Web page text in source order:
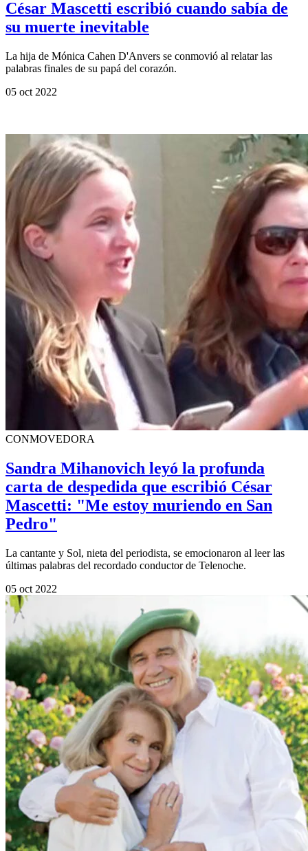
César Mascetti escribió cuando sabía de
su muerte inevitable
La hija de Mónica Cahen D'Anvers se conmovió al relatar las
palabras finales de su papá del corazón.
05 oct 2022
CONMOVEDORA
Sandra Mihanovich leyó la profunda
carta de despedida que escribió César
Mascetti: "Me estoy muriendo en San
Pedro"
La cantante y Sol, nieta del periodista, se emocionaron al leer las
últimas palabras del recordado conductor de Telenoche.
05 oct 2022